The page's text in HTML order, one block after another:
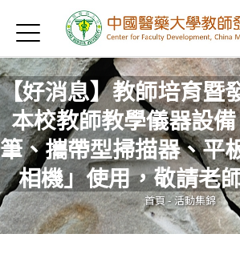
首頁
認識我們
教學研習
新進教師
傑出教授
教師專業社群
Jump to Navigation
Jump to Main
【好消息】教師培育暨
本校教師教學儀器設
筆、攜帶型掃描器、平
相機」使用，敬請老
您在這裡
首頁-活動集錦